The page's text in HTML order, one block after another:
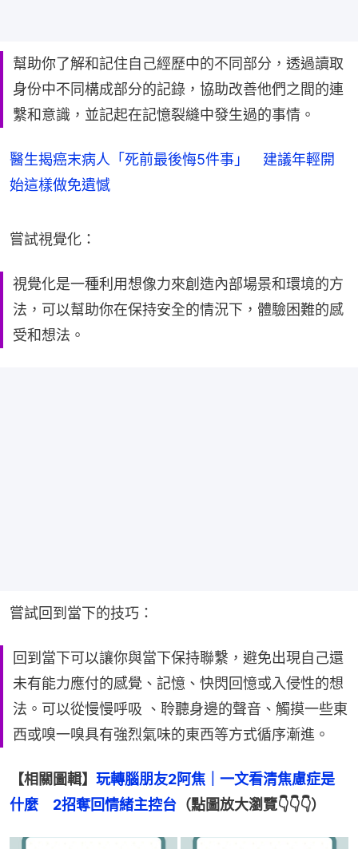
幫助你了解和記住自己經歷中的不同部分，透過讀取
身份中不同構成部分的記錄，協助改善他們之間的連
繫和意識，並記起在記憶裂縫中發生過的事情。
醫生揭癌末病人「死前最後悔5件事」 建議年輕開
始這樣做免遺憾
嘗試視覺化：
視覺化是一種利用想像力來創造內部場景和環境的方
法，可以幫助你在保持安全的情況下，體驗困難的感
受和想法。
嘗試回到當下的技巧：
回到當下可以讓你與當下保持聯繫，避免出現自己還
未有能力應付的感覺、記憶、快閃回憶或入侵性的想
法。可以從慢慢呼吸 、聆聽身邊的聲音、觸摸一些東
西或嗅一嗅具有強烈氣味的東西等方式循序漸進。
【相關圖輯】 玩轉腦朋友2阿焦｜一文看清焦慮症是
什麼　2招奪回情緒主控台 （點圖放大瀏覽👇👇👇）